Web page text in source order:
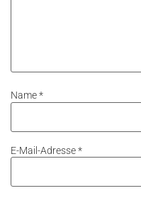
Name*
E-Mail-Adresse*